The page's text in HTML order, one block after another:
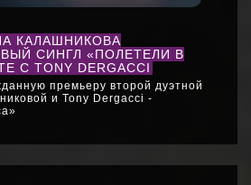
КАЛАШНИКОВА
СИНГЛ «ПОЛЕТЕЛИ В
С TONY DERGACCI
премьеру второй дуэтной
и Tony Dergacci -